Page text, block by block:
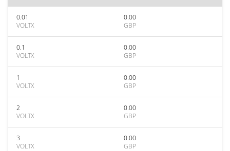
0.01
VOLTX
0.00
GBP
0.1
VOLTX
0.00
GBP
1
VOLTX
0.00
GBP
2
VOLTX
0.00
GBP
3
VOLTX
0.00
GBP